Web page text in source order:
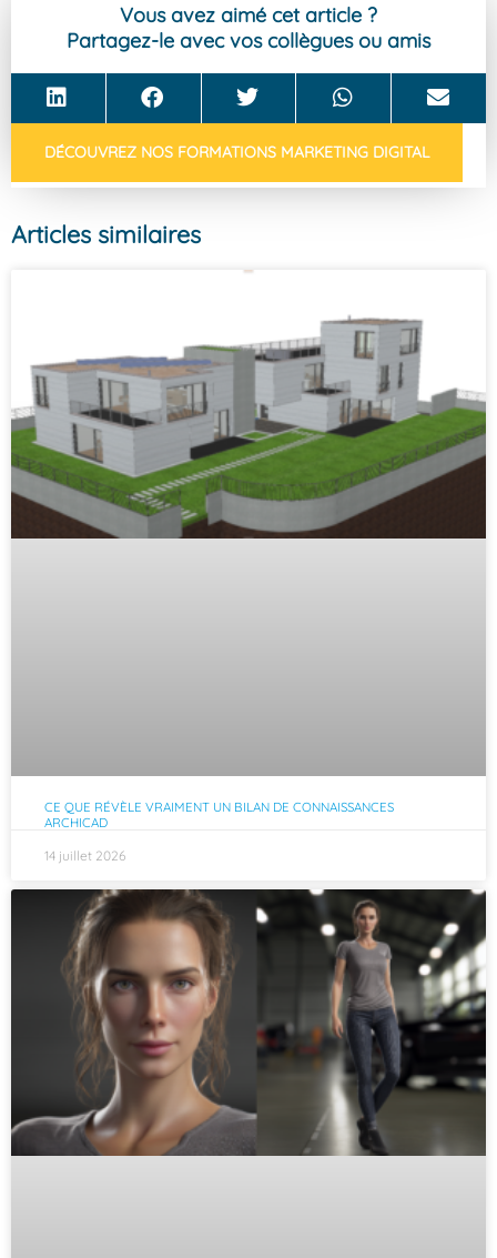
Vous avez aimé cet article ?
Partagez-le avec vos collègues ou amis
DÉCOUVREZ NOS FORMATIONS MARKETING DIGITAL
Articles similaires
CE QUE RÉVÈLE VRAIMENT UN BILAN DE CONNAISSANCES
ARCHICAD
14 juillet 2026